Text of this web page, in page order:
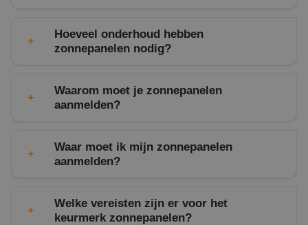
Hoeveel onderhoud hebben
zonnepanelen nodig?
Waarom moet je zonnepanelen
aanmelden?
Waar moet ik mijn zonnepanelen
aanmelden?
netbeheerder kan gemakkelijk worden gedaan op
Welke vereisten zijn er voor het
keurmerk zonnepanelen?